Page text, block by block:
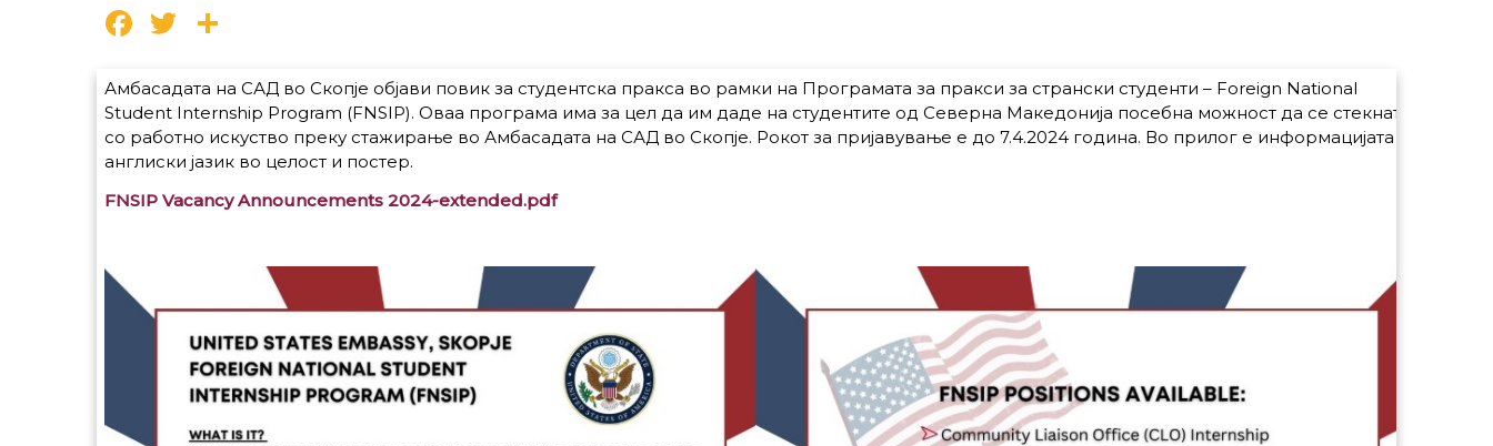
Facebook
Twitter
Амбасадата на САД во Скопје објави повик за студентска пракса во рамки на Програмата за пракси за странски студенти – Foreign National
Student Internship Program (FNSIP). Оваа програма има за цел да им даде на студентите од Северна Македонија посебна можност да се стекнат
со работно искуство преку стажирање во Амбасадата на САД во Скопје. Рокот за пријавување е до 7.4.2024 година. Во прилог е информацијата на
англиски јазик во целост и постер.
FNSIP Vacancy Announcements 2024-extended.pdf